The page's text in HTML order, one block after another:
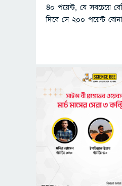
৪০ পয়েন্ট, যে সবচেয়ে
দিবে সে ২০০ পয়েন্ট